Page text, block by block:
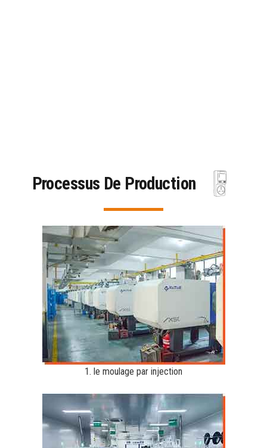
Processus De Production
1. le moulage par injection